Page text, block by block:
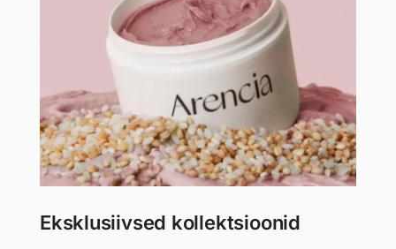
Eksklusiivsed kollektsioonid